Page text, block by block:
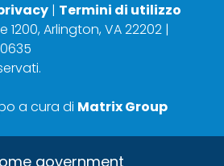
| Termini di utilizzo
1200, Arlington, VA 22202 |
a cura di Matrix Group
government